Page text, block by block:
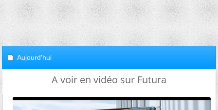
Aujourd'hui
A voir en vidéo sur Futura